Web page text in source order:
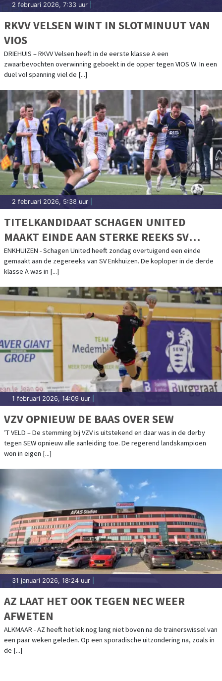
2 februari 2026, 7:33 uur
RKVV VELSEN WINT IN SLOTMINUUT VAN
VIOS
DRIEHUIS – RKVV Velsen heeft in de eerste klasse A een
zwaarbevochten overwinning geboekt in de opper tegen VIOS W. In een
duel vol spanning viel de [...]
2 februari 2026, 5:38 uur
TITELKANDIDAAT SCHAGEN UNITED
MAAKT EINDE AAN STERKE REEKS SV
ENKHUIZEN
ENKHUIZEN - Schagen United heeft zondag overtuigend een einde
gemaakt aan de zegereeks van SV Enkhuizen. De koploper in de derde
klasse A was in [...]
1 februari 2026, 14:09 uur
VZV OPNIEUW DE BAAS OVER SEW
’T VELD – De stemming bij VZV is uitstekend en daar was in de derby
tegen SEW opnieuw alle aanleiding toe. De regerend landskampioen
won in eigen [...]
31 januari 2026, 18:24 uur
AZ LAAT HET OOK TEGEN NEC WEER
AFWETEN
ALKMAAR - AZ heeft het lek nog lang niet boven na de trainerswissel van
een paar weken geleden. Op een sporadische uitzondering na, zoals in
de [...]